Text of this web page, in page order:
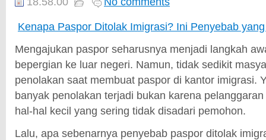
ONLINE | JASA KITAS ONLINE | JASA PEMBUATAN
ONLINE | JASA PENGURUSNA SIM | JASA PEMBUATAN
| JASA PEMBUATAN PT | SIUP | NPWP
Kenapa Paspor Ditolak Imigrasi? Ini Penyebab
Mengajukan paspor seharusnya menjadi langkah
bepergian ke luar negeri. Namun, tidak sedikit
penolakan saat membuat paspor di kantor imigrasi.
banyak penolakan terjadi bukan karena
hal-hal kecil yang sering tidak disadari pemohon.
Lalu, apa sebenarnya penyebab paspor ditolak